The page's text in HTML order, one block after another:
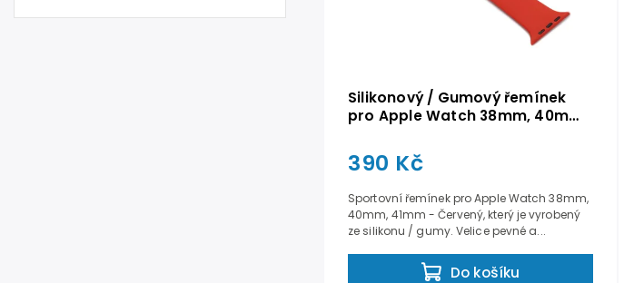
Silikonový / Gumový řemínek
pro Apple Watch 38mm, 40mm,
390 Kč
Do košíku
Sportovní řemínek pro Apple Watch 38mm,
40mm, 41mm - Červený, který je vyrobený
ze silikonu / gumy. Velice pevné a...